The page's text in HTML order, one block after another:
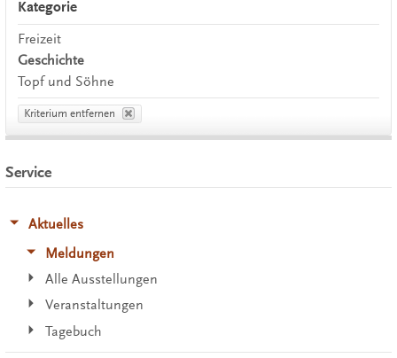
Kategorie
Freizeit
Geschichte
Topf und Söhne
Kriterium entfernen
Service
Aktuelles
Meldungen
Alle Ausstellungen
Veranstaltungen
Tagebuch